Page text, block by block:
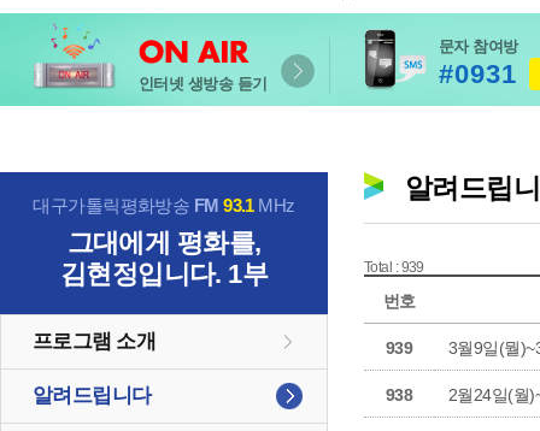
인터넷 생방송 듣기
문자 참여방
#0931
대구가톨릭평화방송 FM93.1MHz
그대에게 평화를,
김현정입니다. 1부
프로그램 소개
알려드립니다
알려드립
Total : 939
번호
939 3월9일(뭘
938 2월24일(월